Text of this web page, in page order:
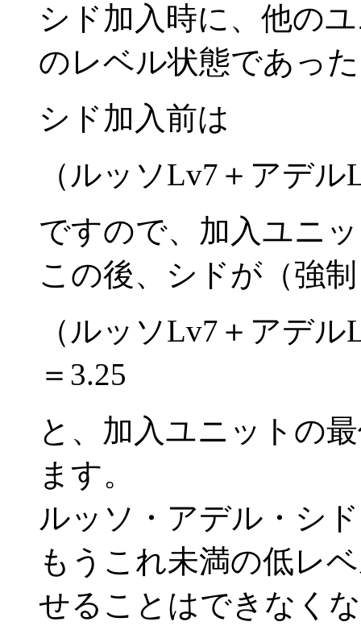
シド加入時に、他の
のレベル状態であっ
シド加入前は
（ルッソLv7＋アデ
ですので、加入ユニ
この後、シドが（強
（ルッソLv7＋アデ
＝3.25
と、加入ユニットの
ます。
ルッソ・アデル・シ
もうこれ未満の低レ
せることはできなく